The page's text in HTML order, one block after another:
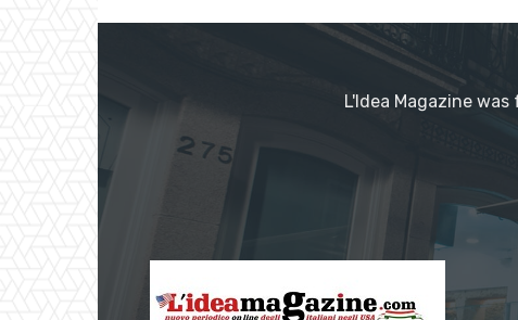
L'Idea Magazine